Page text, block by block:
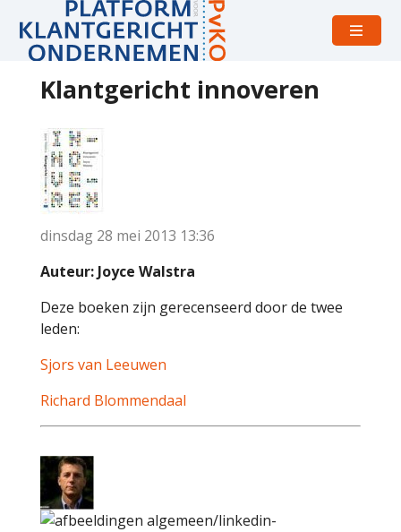
Open
Klantgericht innoveren
dinsdag 28 mei 2013 13:36
Auteur: Joyce Walstra
Deze boeken zijn gerecenseerd door de twee
leden:
Sjors van Leeuwen
Richard Blommendaal